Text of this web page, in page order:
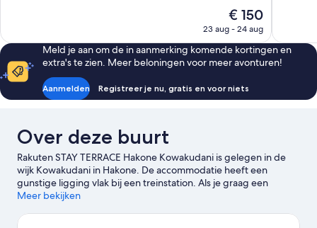
De
prijs
is
€ 150
€ 150
23 aug - 24 aug
Meld je aan om de in aanmerking komende kortingen en
extra's te zien. Meer beloningen voor meer avonturen!
Aanmelden Registreer je nu, gratis en voor niets
Over deze buurt
Rakuten STAY TERRACE Hakone Kowakudani is gelegen in de
wijk Kowakudani in Hakone. De accommodatie heeft een
gunstige ligging vlak bij een treinstation. Als je graag een
activiteit wilt doen, kun je een kijkje nemen bij Hakone Kowakien
van het buitenleven? Breng dan een bezoekje aan Ōwakudani
Meer bekijken